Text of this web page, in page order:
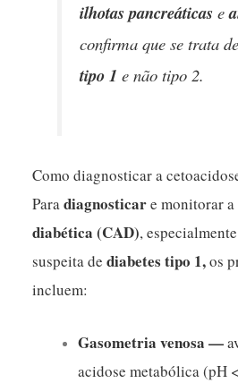
ilhotas pancreáticas e
confirma que se trata
tipo 1 e não tipo 2.
Como diagnosticar a
Paradiagnosticare monitorar a
diabética (CAD),
suspeita de diabetes tipo 1,os
incluem:
Gasometria venosa —
acidose metabólica (pH